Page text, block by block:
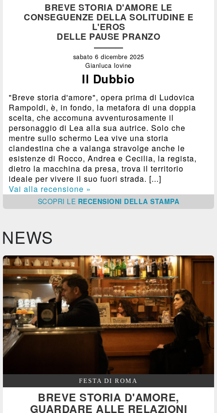
BREVE STORIA D'AMORE LE
CONSEGUENZE DELLA SOLITUDINE E
L'EROS
DELLE PAUSE PRANZO
sabato 6 dicembre 2025
Gianluca Iovine
Il Dubbio
"Breve storia d'amore", opera prima di Ludovica
Rampoldi, è, in fondo, la metafora di una doppia
scelta, che accomuna avventurosamente il
personaggio di Lea alla sua autrice. Solo che
mentre sullo schermo Lea vive una storia
clandestina che a valanga stravolge anche le
esistenze di Rocco, Andrea e Cecilia, la regista,
dietro la macchina da presa, trova il territorio
ideale per vivere il suo fuori strada. [...]
Vai alla recensione »
SCOPRI LE RECENSIONI DELLA STAMPA
NEWS
FESTA DI ROMA
BREVE STORIA D'AMORE,
GUARDARE ALLE RELAZIONI